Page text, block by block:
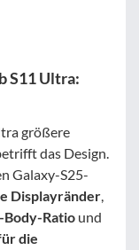
S11 Ultra:
größere
das Design.
Galaxy-S25-
Displayränder,
Ratio und
die